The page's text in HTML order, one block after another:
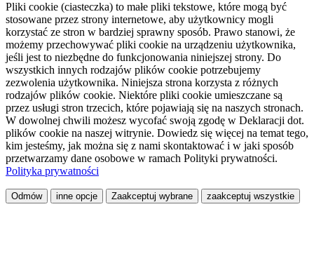
Pliki cookie (ciasteczka) to małe pliki tekstowe, które mogą być
stosowane przez strony internetowe, aby użytkownicy mogli
korzystać ze stron w bardziej sprawny sposób. Prawo stanowi, że
możemy przechowywać pliki cookie na urządzeniu użytkownika,
jeśli jest to niezbędne do funkcjonowania niniejszej strony. Do
wszystkich innych rodzajów plików cookie potrzebujemy
zezwolenia użytkownika. Niniejsza strona korzysta z różnych
rodzajów plików cookie. Niektóre pliki cookie umieszczane są
przez usługi stron trzecich, które pojawiają się na naszych stronach.
W dowolnej chwili możesz wycofać swoją zgodę w Deklaracji dot.
plików cookie na naszej witrynie. Dowiedz się więcej na temat tego,
kim jesteśmy, jak można się z nami skontaktować i w jaki sposób
przetwarzamy dane osobowe w ramach Polityki prywatności.
Polityka prywatności
Odmów inne opcje Zaakceptuj wybrane zaakceptuj wszystkie